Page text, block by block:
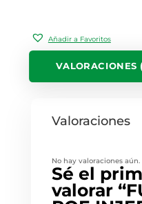
Añadir a Favoritos
VALORACIONES
Valoraciones
No hay valoraciones aún.
Sé el
valorar